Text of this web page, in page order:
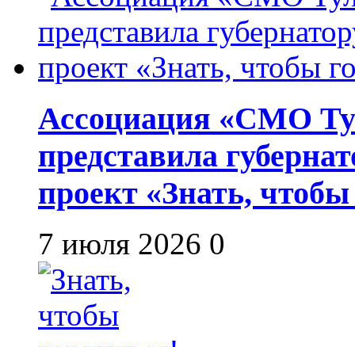
Ассоциация «СМО
представила
проект «Знать,
7 июля 2026 0